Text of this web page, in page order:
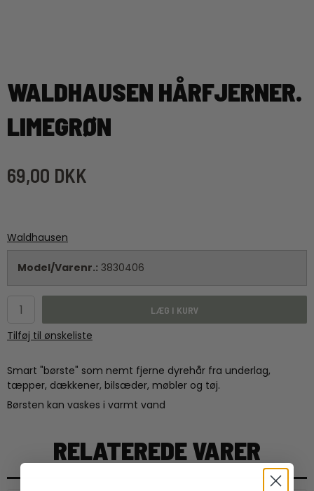
WALDHAUSEN HÅRFJERNER.
LIMEGRØN
69,00 DKK
Waldhausen
Model/Varenr.: 3830406
LÆG I KURV
Tilføj til ønskeliste
Smart "børste" som nemt fjerne dyrehår fra underlag,
tæpper, dækkener, bilsæder, møbler og tøj.
Børsten kan vaskes i varmt vand
RELATEREDE VARER